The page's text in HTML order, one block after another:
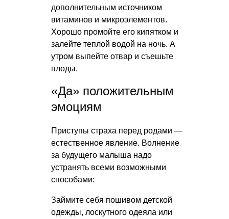
дополнительным источником
витаминов и микроэлементов.
Хорошо промойте его кипятком и
залейте теплой водой на ночь. А
утром выпейте отвар и съешьте
плоды.
«Да» положительным
эмоциям
Приступы страха перед родами —
естественное явление. Волнение
за будущего малыша надо
устранять всеми возможными
способами:
Займите себя пошивом детской
одежды, лоскутного одеяла или